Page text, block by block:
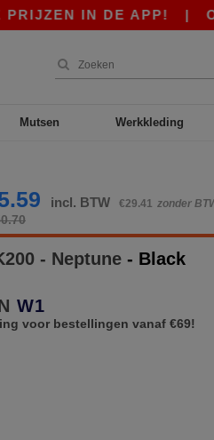
IN DE APP! |ONZE
Mutsen Werkkleding
incl. BTW €29.41 zonder
- Neptune - Black
W1
voor bestellingen vanaf €69!